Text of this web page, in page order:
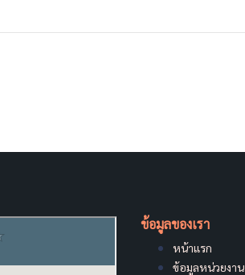
ข้อมูลของเรา
หน้าแรก
ข้อมูลหน่วยงาน